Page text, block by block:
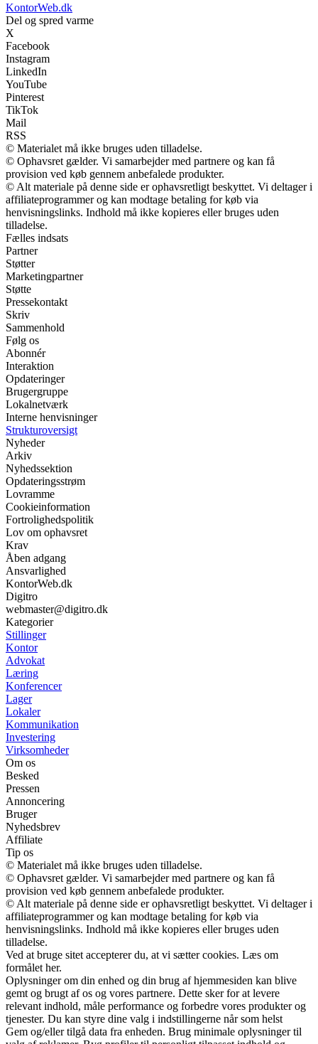
KontorWeb.dk
Del og spred varme
X
Facebook
Instagram
LinkedIn
YouTube
Pinterest
TikTok
Mail
RSS
© Materialet må ikke bruges uden tilladelse.
© Ophavsret gælder. Vi samarbejder med partnere og kan få
provision ved køb gennem anbefalede produkter.
© Alt materiale på denne side er ophavsretligt beskyttet. Vi deltager i
affiliateprogrammer og kan modtage betaling for køb via
henvisningslinks. Indhold må ikke kopieres eller bruges uden
tilladelse.
Fælles indsats
Partner
Støtter
Marketingpartner
Støtte
Pressekontakt
Skriv
Sammenhold
Følg os
Abonnér
Interaktion
Opdateringer
Brugergruppe
Lokalnetværk
Interne henvisninger
Strukturoversigt
Nyheder
Arkiv
Nyhedssektion
Opdateringsstrøm
Lovramme
Cookieinformation
Fortrolighedspolitik
Lov om ophavsret
Krav
Åben adgang
Ansvarlighed
KontorWeb.dk
Digitro
webmaster@digitro.dk
Kategorier
Stillinger
Kontor
Advokat
Læring
Konferencer
Lager
Lokaler
Kommunikation
Investering
Virksomheder
Om os
Besked
Pressen
Annoncering
Bruger
Nyhedsbrev
Affiliate
Tip os
© Materialet må ikke bruges uden tilladelse.
© Ophavsret gælder. Vi samarbejder med partnere og kan få
provision ved køb gennem anbefalede produkter.
© Alt materiale på denne side er ophavsretligt beskyttet. Vi deltager i
affiliateprogrammer og kan modtage betaling for køb via
henvisningslinks. Indhold må ikke kopieres eller bruges uden
tilladelse.
Ved at bruge sitet accepterer du, at vi sætter cookies. Læs om
formålet her.
Oplysninger om din enhed og din brug af hjemmesiden kan blive
gemt og brugt af os og vores partnere. Dette sker for at levere
relevant indhold, måle performance og forbedre vores produkter og
tjenester. Du kan styre dine valg i indstillingerne når som helst
Gem og/eller tilgå data fra enheden. Brug minimale oplysninger til